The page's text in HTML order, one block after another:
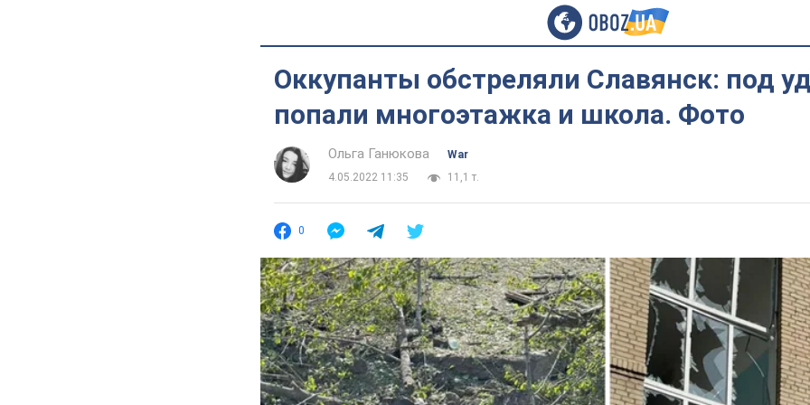
Оккупанты обстреляли Славянск: под
попали многоэтажка и школа. Фото
Ольга Ганюкова
War
4.05.2022 11:35
11,1 т.
0